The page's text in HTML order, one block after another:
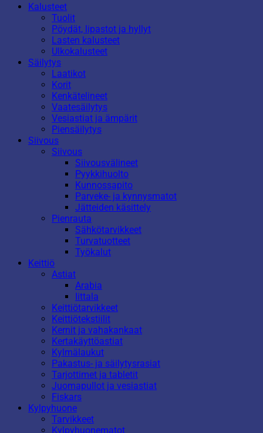
Kalusteet
Tuolit
Pöydät, lipastot ja hyllyt
Lasten kalusteet
Ulkokalusteet
Säilytys
Laatikot
Korit
Kenkätelineet
Vaatesäilytys
Vesiastiat ja ämpärit
Piensäilytys
Siivous
Siivous
Siivousvälineet
Pyykkihuolto
Kunnossapito
Parveke- ja kynnysmatot
Jätteiden käsittely
Pienrauta
Sähkötarvikkeet
Turvatuotteet
Työkalut
Keittiö
Astiat
Arabia
Iittala
Keittiötarvikkeet
Keittiötekstiilit
Kernit ja vahakankaat
Kertakäyttöastiat
Kylmälaukut
Pakastus- ja säilytysrasiat
Tarjottimet ja tabletit
Juomapullot ja vesiastiat
Fiskars
Kylpyhuone
Tarvikkeet
Kylpyhuonematot